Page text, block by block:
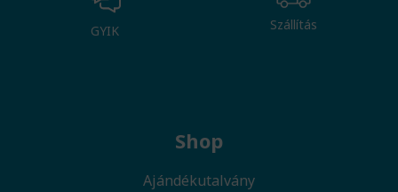
GYIK Szállítás
Shop
Ajándékutalvány